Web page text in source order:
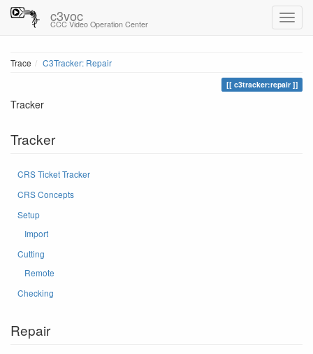
c3voc
CCC Video Operation Center
Trace C3Tracker: Repair
c3tracker:repair
Tracker
Tracker
CRS Ticket Tracker
CRS Concepts
Setup
Import
Cutting
Remote
Checking
Repair